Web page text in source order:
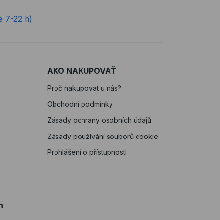
7-22 h)
AKO NAKUPOVAŤ
Proč nakupovat u nás?
Obchodní podmínky
Zásady ochrany osobních údajů
Zásady používání souborů cookie
Prohlášení o přístupnosti